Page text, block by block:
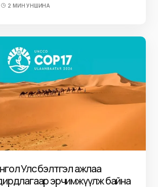
2 МИН УНШИНА
Улс бэлтгэл ажлаа
эрчимжүүлж байна